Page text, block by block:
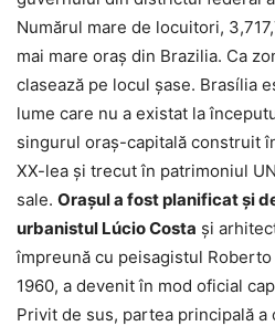
Numărul mare de locuitori,
mai mare oraș din Brazilia. Ca
clasează pe locul șase. Brasília
lume care nu a existat la
singurul oraș-capitală construit
XX-lea și trecut în patrimoniul
sale. Orașul a fost planificat și
urbanistul Lúcio Costa și
împreună cu peisagistul
1960, a devenit în mod oficial
Privit de sus, partea principală a